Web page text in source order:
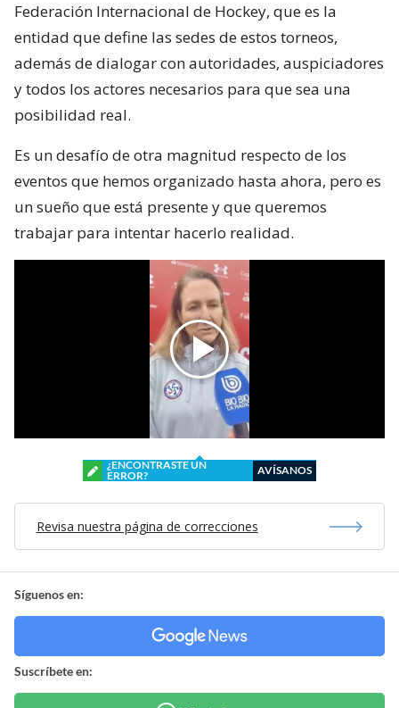
Federación Internacional de Hockey, que es la
entidad que define las sedes de estos torneos,
además de dialogar con autoridades, auspiciadores
y todos los actores necesarios para que sea una
posibilidad real.
Es un desafío de otra magnitud respecto de los
eventos que hemos organizado hasta ahora, pero es
un sueño que está presente y que queremos
trabajar para intentar hacerlo realidad.
¿ENCONTRASTE UN
ERROR?
AVÍSANOS
Revisa nuestra página de correcciones
Síguenos en:
Suscríbete en: